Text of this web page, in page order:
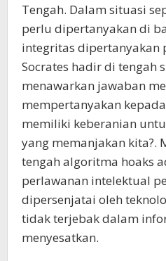
Tengah. Dalam situasi
perlu dipertanyakan di
integritas dipertanyakan
Socrates hadir di tengah
menawarkan jawaban
mempertanyakan
memiliki keberanian
yang memanjakan kita?.
tengah algoritma hoaks
perlawanan intelektual
dipersenjatai oleh
tidak terjebak dalam
menyesatkan.